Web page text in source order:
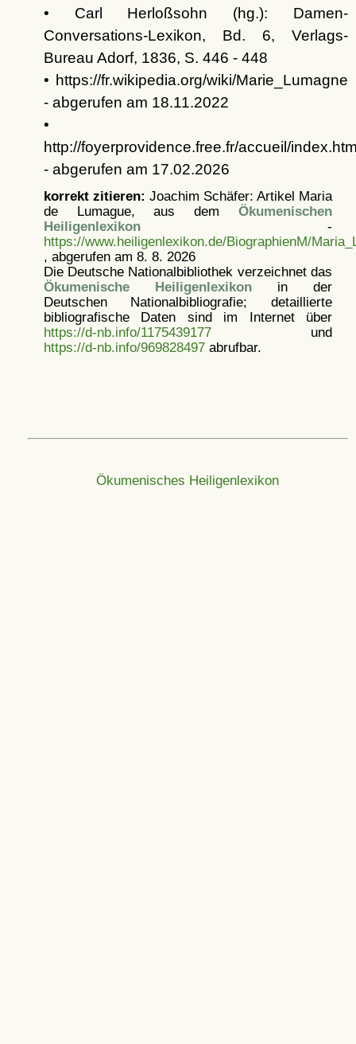
• Carl Herloßsohn (hg.): Damen-
Conversations-Lexikon, Bd. 6, Verlags-
Bureau Adorf, 1836, S. 446 - 448
• https://fr.wikipedia.org/wiki/Marie_Lumagne
- abgerufen am 18.11.2022
•
http://foyerprovidence.free.fr/accueil/
- abgerufen am 17.02.2026
korrekt zitieren: Joachim Schäfer: Artikel Maria
de Lumague, aus dem Ökumenischen
Heiligenlexikon-
https://www.heiligenlexikon.de/BiographienM/
, abgerufen am 8. 8. 2026
Die Deutsche Nationalbibliothek verzeichnet das
Ökumenische Heiligenlexikonin der
Deutschen Nationalbibliografie; detaillierte
bibliografische Daten sind im Internet über
https://d-nb.info/1175439177und
https://d-nb.info/969828497abrufbar.
Ökumenisches Heiligenlexikon